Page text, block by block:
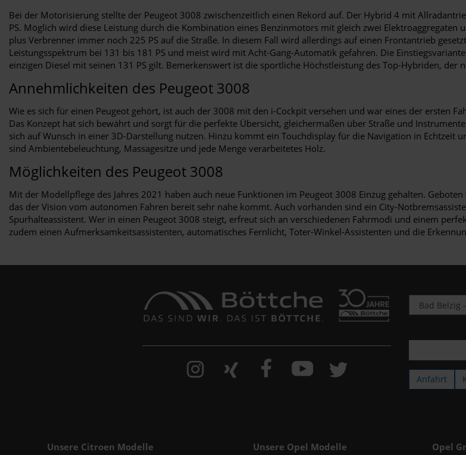
Bei der Motorisierung stellte der Peugeot 3008 zwischenzeitlich einen Rekord auf. Der Hybrid 4 mit
PS. Möglich wird diese Leistung durch die Kombination eines Benzinmotors mit gleich zwei
plus Verbrenner immer noch 225 PS auf die Straße. In diesem Fall wird allerdings auf einen Frontantrieb
Leistungsspektrum bei 131 bis 181 PS und meist wird mit Acht-Gang-Automatik gefahren. Die
einzigen Diesel mit seinen 131 PS gilt. Bemerkenswert ist die sportliche Höchstleistung des Top-Hybriden,
Annehmlichkeiten des Peugeot 3008
Wie es sich für einen Peugeot gehört, ist auch der 3008 mit den i-Cockpit versehen und war eines der ersten
Das Konzept hat sich bewährt und sorgt für die perfekte Übersicht, gleichermaßen über Straße und
sich auf Wunsch in einer 3D-Darstellung nutzen. Hinzu kommt ein Touchdisplay für die Navigation in Echtzeit
sind Ambientebeleuchtung, Massagesitze und jede Menge verarbeitetes Holz.
Möglichkeiten des Peugeot 3008
Mit der Modellpflege des Jahres 2021 haben auch neue Funktionen im Peugeot 3008 Einzug gehalten.
das der Vision vom autonomen Fahren bereit sehr nahe kommt. Auch vorhanden sind ein City-
Spurhalteassistent. Wer in einen Peugeot 3008 steigt, erfreut sich an verschiedenen Fahrmodi und einem
zudem einen Aufmerksamkeitsassistenten, automatisches Fernlicht, Toter-Winkel-Assistenten und die
Anfahrt
Unsere Citroen Modelle Unsere Opel Modelle
Opel